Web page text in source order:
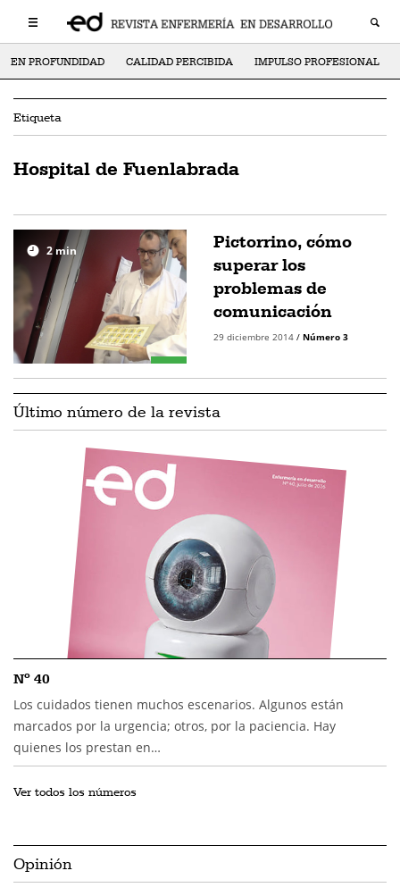
EN PROFUNDIDAD CALIDAD PERCIBIDA IMPULSO PROFESIONAL
Etiqueta
Hospital de Fuenlabrada
2 min
Pictorrino, cómo
superar los
problemas de
comunicación
29 diciembre 2014 / Número 3
Último número de la revista
Nº 40
Los cuidados tienen muchos escenarios. Algunos están
marcados por la urgencia; otros, por la paciencia. Hay
quienes los prestan en…
Ver todos los números
Opinión